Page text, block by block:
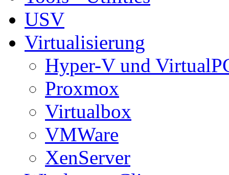
USV
Virtualisierung
Hyper-V und
Proxmox
Virtualbox
VMWare
XenServer